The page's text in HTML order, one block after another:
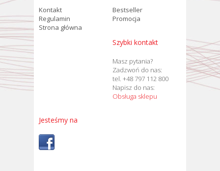
Kontakt
Regulamin
Strona główna
Bestseller
Promocja
Szybki kontakt
Masz pytania?
Zadzwoń do nas:
tel. +48 797 112 800
Napisz do nas:
Obsługa sklepu
Jesteśmy na